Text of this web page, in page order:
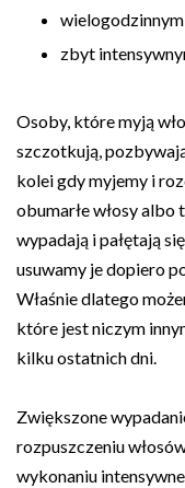
zbyt
Osoby, które myją
szczotkują,
kolei gdy myjemy i
obumarłe włosy
wypadają i pałętają
usuwamy je dopiero
Właśnie dlatego
które jest niczym
kilku ostatnich dni.
Zwiększone
rozpuszczeniu
wykonaniu